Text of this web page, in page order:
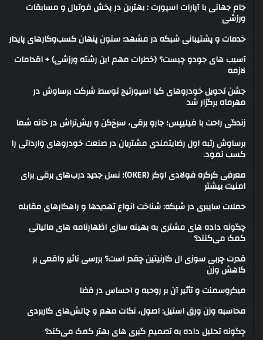
جام جهانی با آپارات اسپورت : بهترین در پخش فوتبال و مسابقات
ورزشی
خدمات و پشتیبانی شبکه در مشهد؛ ستون پنهان کسب‌وکارهای پایدار
آسیب های جودو چیست؟ (خطرات مهم این رشته ورزشی) + اقدامات
لازمه
جشن تحویل خودروهای کیا اسپورتیج توسط شرکت برساوش در
مهرماه برگزار شد
زندگی راحت با فیلیپس؛ جارو برقی، سرخ‌کن و ریش‌تراش در خانه شما
برساوش رتبه اول رضایتمندی مشتریان در صنعت خودروهای وارداتی را
کسب نمود.
معرفی کرکره فولادی اوکر (OKER)؛ نسل جدید درب‌های برقی برای
امنیت بیشتر
حملات سایبری در شبکه: شناخت انواع تهدیدها و راهکارهای مقابله
چگونه داده های مشتری به بهینه سازی اظهارنامه های مالیاتی
کمک می‌کنند؟
قدرت چربی سوزی ال کارنیتین چقدر است؟ بررسی تاثیر واقعی بر
کاهش وزن
میکروسمنت و تأثیر آن بر روحیه و احساس در فضا
محاسبه وزن ورق استیل: اصول، نکات مهم و چالش‌های کاربردی
چگونه تحلیل داده به تصمیم گیری های بهتر کمک می‌کند؟